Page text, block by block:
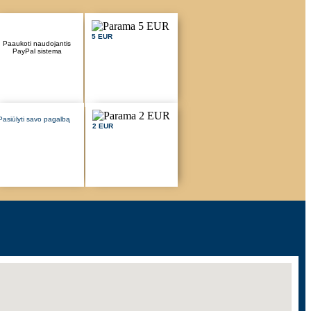
Paaukoti naudojantis
PayPal sistema
5 EUR
savo pagalbą
2 EUR